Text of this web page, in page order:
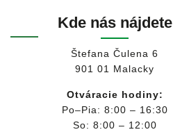
Kde nás nájdete
Štefana Čulena 6
901 01 Malacky
Otváracie hodiny:
Po–Pia: 8:00 – 16:30
So: 8:00 – 12:00